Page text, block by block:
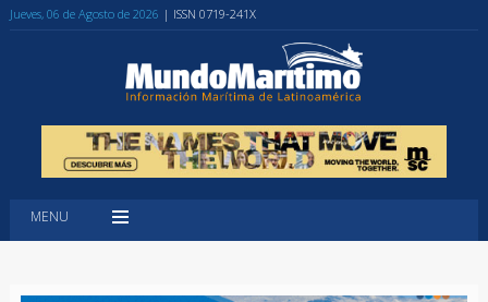
Jueves, 06 de Agosto de 2026 | ISSN 0719-241X
MENU